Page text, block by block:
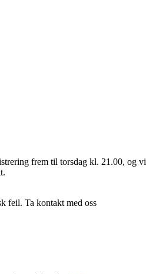
frem til torsdag kl. 21.00, og vi
feil. Ta kontakt med oss